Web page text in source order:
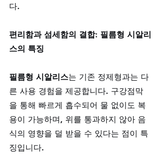
다.
편리함과 섬세함의 결합: 필름형 시알리
스의 특징
필름형 시알리스는 기존 정제형과는 다
른 사용 경험을 제공합니다. 구강점막
을 통해 빠르게 흡수되어 물 없이도 복
용이 가능하며, 위를 통과하지 않아 음
식의 영향을 덜 받을 수 있다는 점이 특
징입니다.